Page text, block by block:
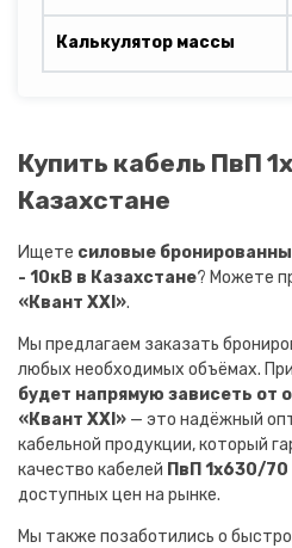
Калькулятор массы
Купить кабель ПвП
Казахстане
Ищете силовые
- 10кВ в Казахстане? Можете
«Квант XXI».
Мы предлагаем заказать
любых необходимых объёмах.
будет напрямую зависеть от
«Квант XXI» — это надёжный
кабельной продукции, который
качество кабелей ПвП 1х630/70
доступных цен на рынке.
Мы также позаботились о